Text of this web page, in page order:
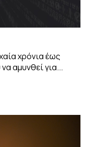
χρόνια έως
αμυνθεί για...